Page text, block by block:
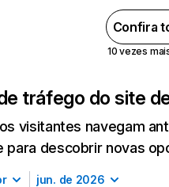
Confira
10 vezes
tráfego do site
visitantes navegam
para descobrir novas
jun. de 2026